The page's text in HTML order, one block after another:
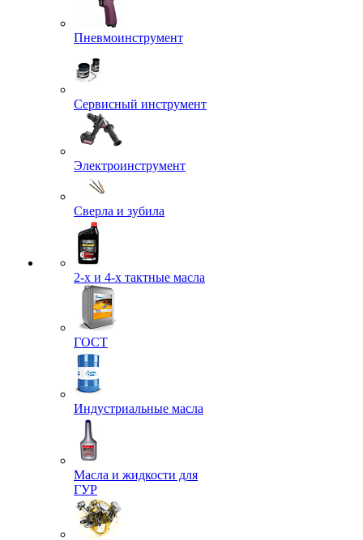
Пневмоинструмент
Сервисный инструмент
Электроинструмент
Сверла и зубила
2-х и 4-х тактные масла
ГОСТ
Индустриальные масла
Масла и жидкости для
ГУР